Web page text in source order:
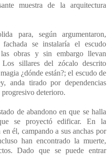
muestra de la arquitectura
para, según argumentaron,
se instalaría el escudo
obras y sin embargo llevan
Los sillares del zócalo descrito
¿dónde están?; el escudo de
anda tirado por dependencias
deterioro.
de abandono en que se halla
se proyectó edificar. En la
él, campando a sus anchas por
han encontrado la muerte,
Dado que se puede entrar